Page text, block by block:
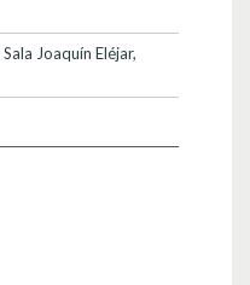
Sala Joaquín Eléjar,